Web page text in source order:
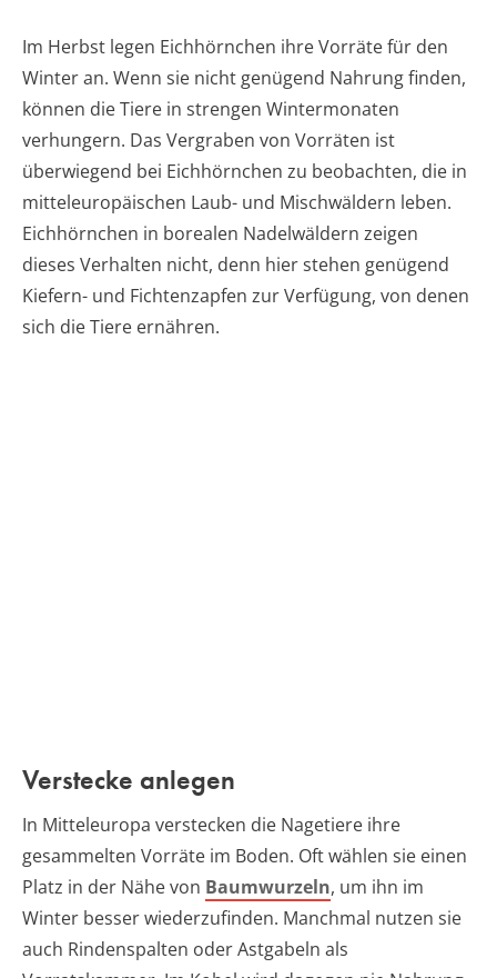
Im Herbst legen Eichhörnchen ihre Vorräte für den
Winter an. Wenn sie nicht genügend Nahrung finden,
können die Tiere in strengen Wintermonaten
verhungern. Das Vergraben von Vorräten ist
überwiegend bei Eichhörnchen zu beobachten, die in
mitteleuropäischen Laub- und Mischwäldern leben.
Eichhörnchen in borealen Nadelwäldern zeigen
dieses Verhalten nicht, denn hier stehen genügend
Kiefern- und Fichtenzapfen zur Verfügung, von denen
sich die Tiere ernähren.
Verstecke anlegen
In Mitteleuropa verstecken die Nagetiere ihre
gesammelten Vorräte im Boden. Oft wählen sie einen
Platz in der Nähe von Baumwurzeln, um ihn im
Winter besser wiederzufinden. Manchmal nutzen sie
auch Rindenspalten oder Astgabeln als